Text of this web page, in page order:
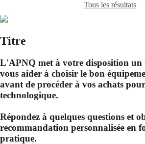
Tous les résultats
Titre
L'APNQ met à votre disposition
vous aider à choisir le bon
avant de procéder à vos achats
technologique.
Répondez à quelques questions et
recommandation personnalisée en
pratique.